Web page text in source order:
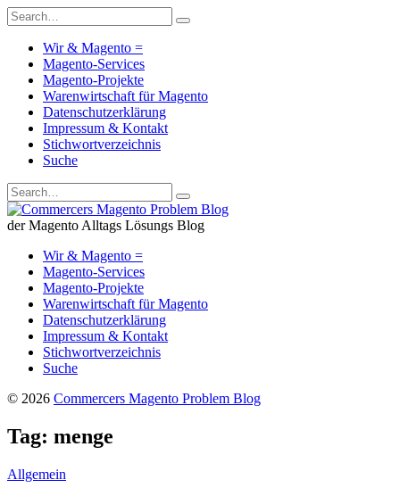
Wir & Magento =
Magento-Services
Magento-Projekte
Warenwirtschaft für Magento
Datenschutzerklärung
Impressum & Kontakt
Stichwortverzeichnis
Suche
der Magento Alltags Lösungs Blog
Wir & Magento =
Magento-Services
Magento-Projekte
Warenwirtschaft für Magento
Datenschutzerklärung
Impressum & Kontakt
Stichwortverzeichnis
Suche
© 2026 Commercers Magento Problem Blog
Tag: menge
Allgemein